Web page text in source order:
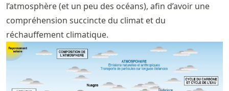
l’atmosphère (et un peu des océans), afin d’avoir une
compréhension succincte du climat et du
réchauffement climatique.